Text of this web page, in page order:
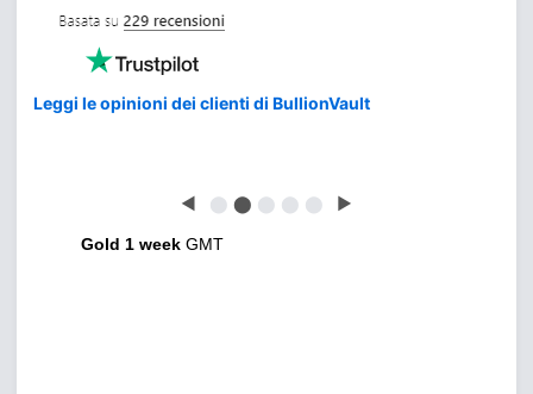
Leggi le opinioni dei clienti di BullionVault
◀ ⬤ ⬤ ⬤ ⬤ ⬤ ▶
Gold 1 week GMT